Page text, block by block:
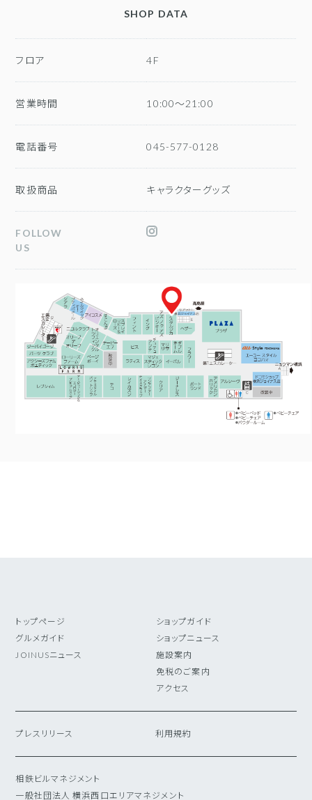
SHOP DATA
フロア 4F
営業時間 10:00～21:00
電話番号 045-577-0128
取扱商品 キャラクターグッズ
FOLLOW
US
相鉄ビルマネジメント
一般社団法人 横浜西口エリアマネジメント
トップページ
グルメガイド
JOINUSニュース
ショップガイド
ショップニュース
施設案内
免税のご案内
アクセス
プレスリリース 利用規約